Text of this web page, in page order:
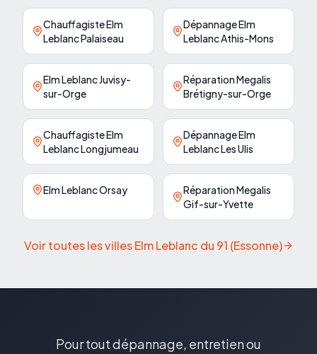
Chauffagiste Elm
Leblanc Palaiseau
Dépannage Elm
Leblanc Athis-Mons
Elm Leblanc Juvisy-
sur-Orge
Réparation Megalis
Brétigny-sur-Orge
Chauffagiste Elm
Leblanc Longjumeau
Dépannage Elm
Leblanc Les Ulis
Elm Leblanc Orsay
Réparation Megalis
Gif-sur-Yvette
Voir toutes les villes Elm Leblanc du 91 (Essonne)
Pour tout dépannage, entretien ou